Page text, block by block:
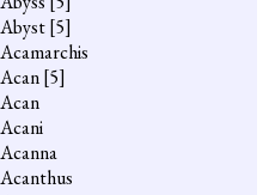
Abyst[5]
Acamarchis
Acan[5]
Acan
Acani
Acanna
Acanthus